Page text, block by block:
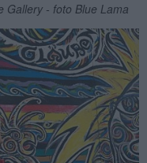
Gallery - foto Blue Lama